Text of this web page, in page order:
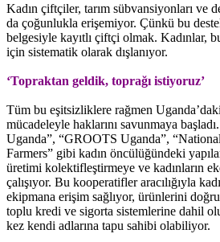
Kadın çiftçiler, tarım sübvansiyonları ve
da çoğunlukla erişemiyor. Çünkü bu
belgesiyle kayıtlı çiftçi olmak. Kadınlar,
için sistematik olarak dışlanıyor.
‘Topraktan geldik, toprağı istiyoruz’
Tüm bu eşitsizliklere rağmen
mücadeleyle haklarını savunmaya
Uganda”, “GROOTS Uganda”,
Farmers” gibi kadın öncülüğündeki
üretimi kolektifleştirmeye ve kadınların
çalışıyor. Bu kooperatifler aracılığıyla
ekipmana erişim sağlıyor, ürünlerini
toplu kredi ve sigorta sistemlerine dahil
kez kendi adlarına tapu sahibi olabiliyor.